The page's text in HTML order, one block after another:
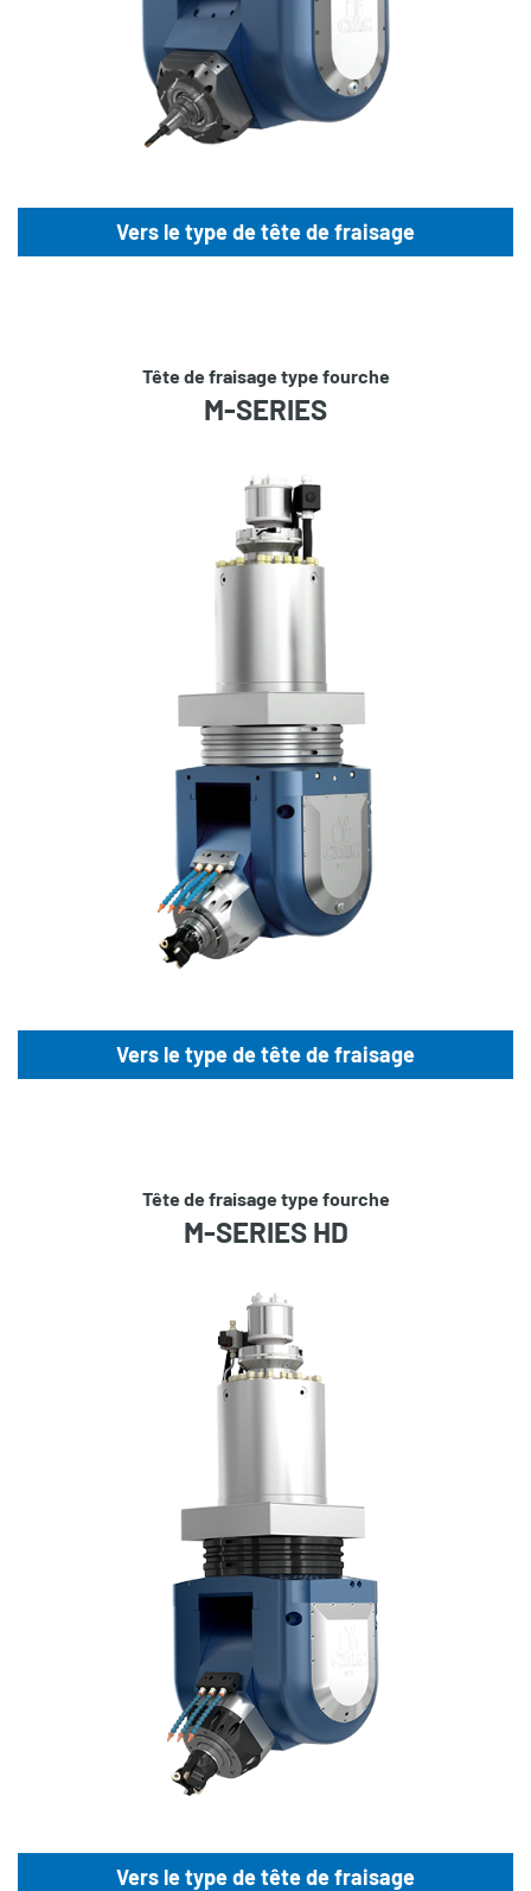
Vers le type de tête de fraisage
Tête de fraisage type fourche
M-SERIES
Vers le type de tête de fraisage
Tête de fraisage type fourche
M-SERIES HD
Vers le type de tête de fraisage